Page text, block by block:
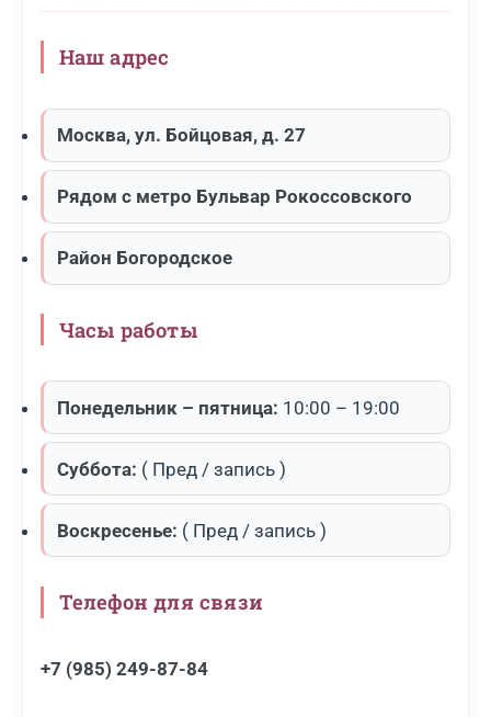
Наш адрес
Москва, ул. Бойцовая, д. 27
Рядом с метро Бульвар Рокоссовского
Район Богородское
Часы работы
Понедельник – пятница: 10:00 – 19:00
Суббота: ( Пред / запись )
Воскресенье: ( Пред / запись )
Телефон для связи
+7 (985) 249-87-84